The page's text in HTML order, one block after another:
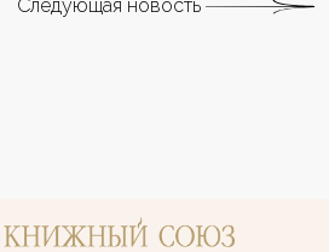
Следующая новость